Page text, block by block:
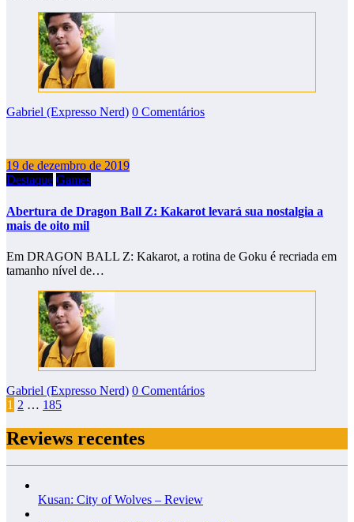
Gabriel (Expresso Nerd) 0 Comentários
19 de dezembro de 2019
Destaque Games
Abertura de Dragon Ball Z: Kakarot levará sua nostalgia a
mais de oito mil
Em DRAGON BALL Z: Kakarot, a rotina de Goku é recriada em
tamanho nível de…
Gabriel (Expresso Nerd) 0 Comentários
Paginação
de
posts
1 2 … 185
Reviews recentes
Kusan: City of Wolves – Review